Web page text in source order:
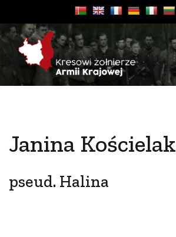
Janina Kościelak
pseud. Halina